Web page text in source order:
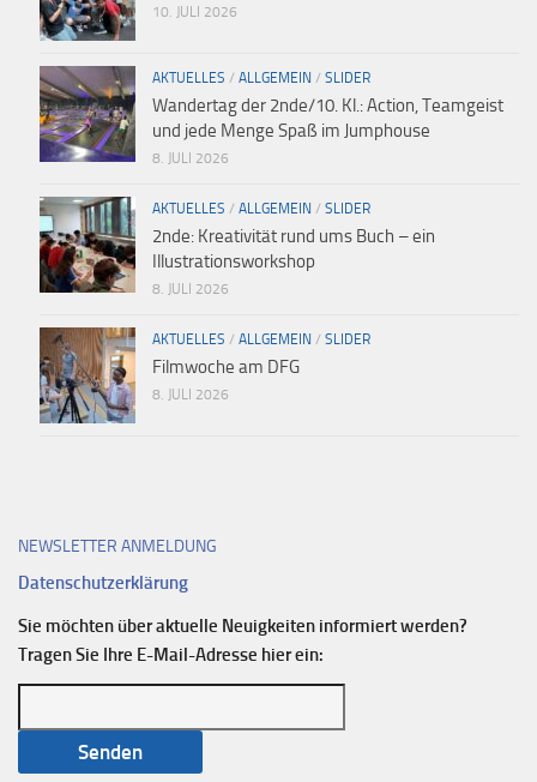
10. JULI 2026
AKTUELLES / ALLGEMEIN / SLIDER
Wandertag der 2nde/10. Kl.: Action, Teamgeist
und jede Menge Spaß im Jumphouse
8. JULI 2026
AKTUELLES / ALLGEMEIN / SLIDER
2nde: Kreativität rund ums Buch – ein
Illustrationsworkshop
8. JULI 2026
AKTUELLES / ALLGEMEIN / SLIDER
Filmwoche am DFG
8. JULI 2026
NEWSLETTER ANMELDUNG
Datenschutzerklärung
Sie möchten über aktuelle Neuigkeiten informiert werden?
Tragen Sie Ihre E-Mail-Adresse hier ein: